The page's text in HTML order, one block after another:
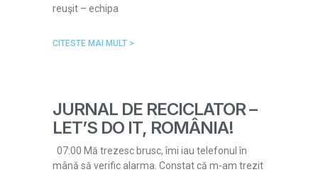
reuşit – echipa
CITESTE MAI MULT >
JURNAL DE RECICLATOR –
LET’S DO IT, ROMÂNIA!
07:00 Mă trezesc brusc, îmi iau telefonul în
mână să verific alarma. Constat că m-am trezit